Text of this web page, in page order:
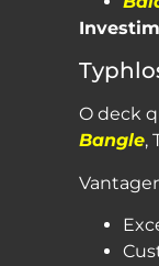
O deck
Bangle,